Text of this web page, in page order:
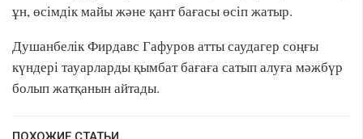
ұн, өсімдік майы және қант бағасы өсіп жатыр.
Душанбелік Фирдавс Гафуров атты саудагер соңғы
күндері тауарларды қымбат бағаға сатып алуға мәжбүр
болып жатқанын айтады.